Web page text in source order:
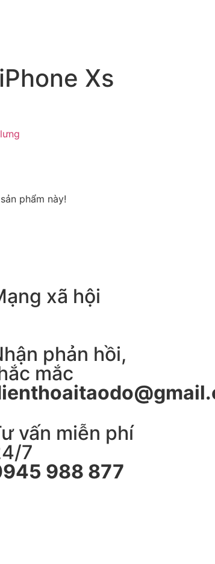
Xs
phẩm này!
xã hội
phản hồi,
mắc
vấn miễn phí
7
988 877